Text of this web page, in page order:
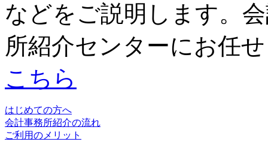
などをご説明します。
所紹介センターにお任
こちら
はじめての方へ
会計事務所紹介の流れ
ご利用のメリット